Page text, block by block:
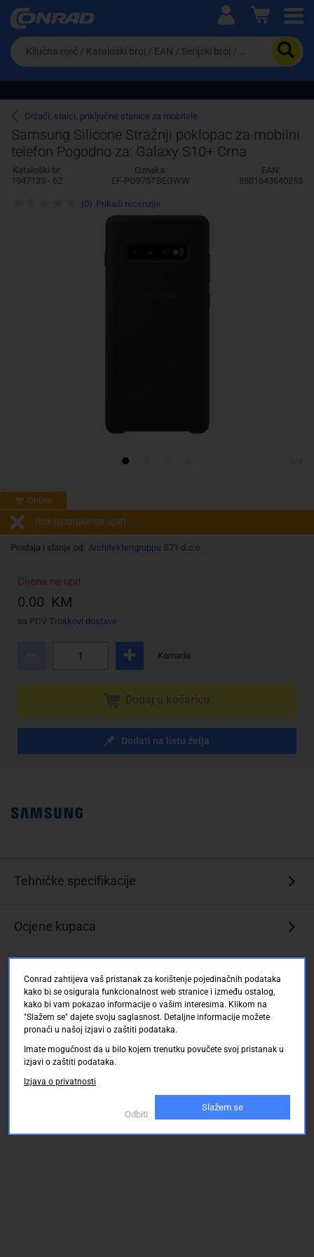
Ova postavka prilagođava asortiman proizvoda i
cijene vašim potrebama.
Pravno lice
Da
biste
potražili
proizvod,
unesite
ključnu
riječ,
kataloški
broj,
EAN
ili
Držači, stalci, priključne stanice za mobitele
Samsung Silicone Stražnji poklopac za mobilni
telefon Pogodno za: Galaxy S10+ Crna
Kataloški br:
1947133 - 62
Oznaka:
EF-PG975TBEGWW
EAN:
8801643640255
Online
Rok isporuke na upit!
Prodaja i slanje od: Architektengruppe S71 d.o.o.
Cijena na upit
0.00 KM
sa PDV Troškovi dostave
Komada
Dodati na listu želja
(0) Prikaži recenzije
Tehničke specifikacije
Ocjene kupaca
Conrad zahtijeva vaš pristanak za korištenje pojedinačnih podataka
kako bi se osigurala funkcionalnost web stranice i između ostalog,
kako bi vam pokazao informacije o vašim interesima. Klikom na
"Slažem se" dajete svoju saglasnost. Detaljne informacije možete
pronaći u našoj izjavi o zaštiti podataka.
Imate mogućnost da u bilo kojem trenutku povučete svoj pristanak u
izjavi o zaštiti podataka.
Izjava o privatnosti
Odbiti
Slažem se